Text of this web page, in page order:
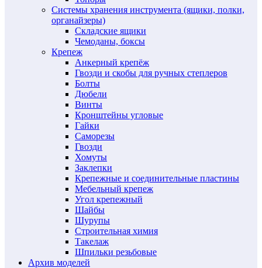
Системы хранения инструмента (ящики, полки,
органайзеры)
Складские ящики
Чемоданы, боксы
Крепеж
Анкерный крепёж
Гвозди и скобы для ручных степлеров
Болты
Дюбели
Винты
Кронштейны угловые
Гайки
Саморезы
Гвозди
Хомуты
Заклепки
Крепежные и соединительные пластины
Мебельный крепеж
Угол крепежный
Шайбы
Шурупы
Строительная химия
Такелаж
Шпильки резьбовые
Архив моделей